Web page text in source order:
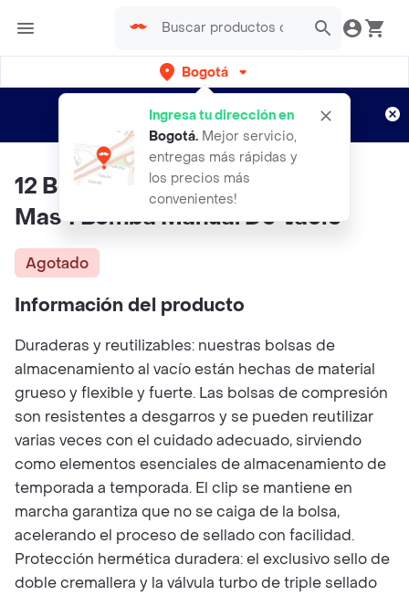
Bogotá
Ingresa tu dirección en
Bogotá. Mejor servicio,
entregas más rápidas y
los precios más
convenientes!
envíos gratis por semanas
Aplican TyC
12 Bolsas De Empaque Al Vacio
Mas 1 Bomba Manual De Vacio
Agotado
Información del producto
Duraderas y reutilizables: nuestras bolsas de
almacenamiento al vacío están hechas de material
grueso y flexible y fuerte. Las bolsas de compresión
son resistentes a desgarros y se pueden reutilizar
varias veces con el cuidado adecuado, sirviendo
como elementos esenciales de almacenamiento de
temporada a temporada. El clip se mantiene en
marcha garantiza que no se caiga de la bolsa,
acelerando el proceso de sellado con facilidad.
Protección hermética duradera: el exclusivo sello de
doble cremallera y la válvula turbo de triple sellado